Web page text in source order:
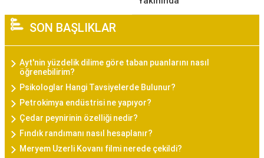
SON BAŞLIKLAR
Ayt'nin yüzdelik dilime göre taban puanlarını nasıl
öğrenebilirim?
Psikologlar Hangi Tavsiyelerde Bulunur?
Petrokimya endüstrisi ne yapıyor?
Çedar peynirinin özelliği nedir?
Fındık randımanı nasıl hesaplanır?
Meryem Uzerli Kovanı filmi nerede çekildi?